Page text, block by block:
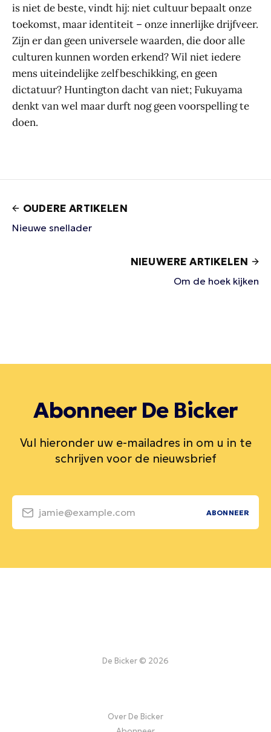
is niet de beste, vindt hij: niet cultuur bepaalt onze
toekomst, maar identiteit – onze innerlijke drijfveer.
Zijn er dan geen universele waarden, die door alle
culturen kunnen worden erkend? Wil niet iedere
mens uiteindelijke zelfbeschikking, en geen
dictatuur? Huntington dacht van niet; Fukuyama
denkt van wel maar durft nog geen voorspelling te
doen.
OUDERE ARTIKELEN
Nieuwe snellader
NIEUWERE ARTIKELEN
Om de hoek kijken
Abonneer De Bicker
Vul hieronder uw e-mailadres in om u in te
schrijven voor de nieuwsbrief
jamie@example.com ABONNEER
De Bicker © 2026
Over De Bicker